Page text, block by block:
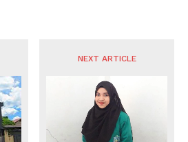
NEXT ARTICLE